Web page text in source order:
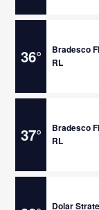
36°
Bradesco
RL
37°
Bradesco
RL
Dolar